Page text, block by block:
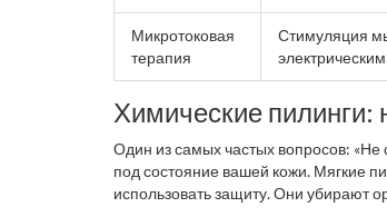
Микротоковая
терапия
Стимуляция
Химические
Один из самых частых вопросов: «Не
под состояние вашей кожи. Мягкие
использовать защиту. Они убирают